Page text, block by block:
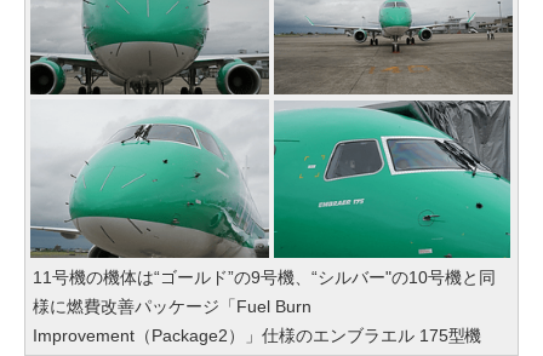
11号機の機体は“ゴールド”の9号機、“シルバー"の10号機と同
様に燃費改善パッケージ「Fuel Burn
Improvement（Package2）」仕様のエンブラエル 175型機